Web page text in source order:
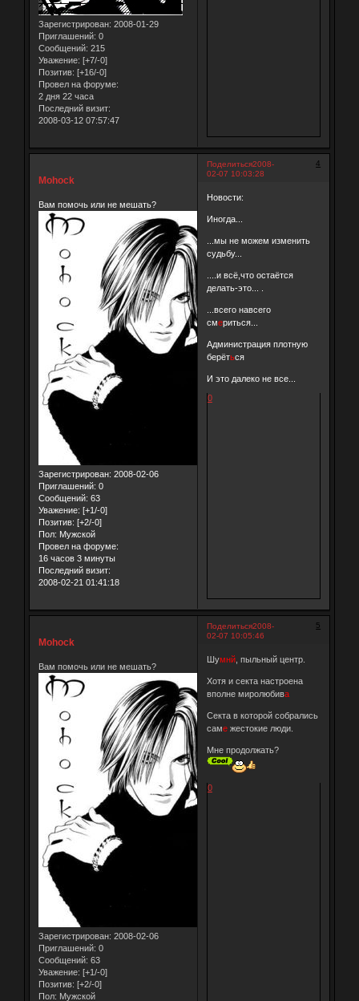
Зарегистрирован: 2008-01-29
Приглашений: 0
Сообщений: 215
Уважение: [+7/-0]
Позитив: [+16/-0]
Провел на форуме:
2 дня 22 часа
Последний визит:
2008-03-12 07:57:47
Поделиться 4
2008-
02-07 10:03:28
Mohock
Вам помочь или не мешать?
Зарегистрирован: 2008-02-06
Приглашений: 0
Сообщений: 63
Уважение: [+1/-0]
Позитив: [+2/-0]
Пол: Мужской
Провел на форуме:
16 часов 3 минуты
Последний визит:
2008-02-21 01:41:18
Новости:
Иногда...
...мы не можем изменить
судьбу...
....и всё,что остаётся
делать-это... .
...всего навсего
смериться...
Администрация плотную
берёться
И это далеко не все...
0
Поделиться 5
2008-
02-07 10:05:46
Mohock
Вам помочь или не мешать?
Зарегистрирован: 2008-02-06
Приглашений: 0
Сообщений: 63
Уважение: [+1/-0]
Позитив: [+2/-0]
Пол: Мужской
Шумнй, пыльный центр.
Хотя и секта настроена
вполне миролюбива
Секта в которой собрались
самежестокие люди.
Мне продолжать?
0